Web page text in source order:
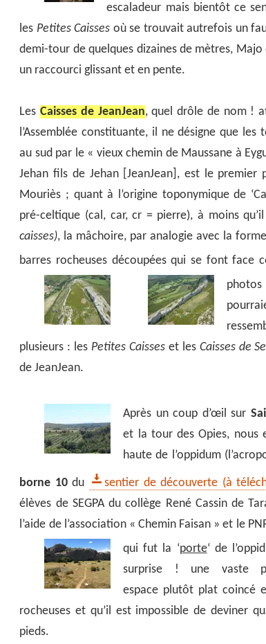
escaladeur mais bientôt ce
les Petites Caisses où se trouvait autrefois un
demi-tour de quelques dizaines de mètres,
un raccourci glissant et en pente.
LesCaisses de JeanJean, quel drôle de nom !
l’Assemblée constituante, il ne désigne que
au sud par le « vieux chemin de Maussane à
Jehan fils de Jehan [JeanJean], est le
Mouriès ; quant à l’origine toponymique de
pré-celtique (cal, car, cr = pierre), à moins
caisses), la mâchoire, par analogie avec la
barres rocheuses découpées qui se font face
photos
plusieurs : les Petites Caisseset les Caisses de
de JeanJean.
Après un coup d’œil sur
et la tour des Opies, nous
haute de l’oppidum
borne 10du sentier de découverte (à
élèves de SEGPA du collège René Cassin de
l’aide de l’association « Chemin Faisan » et le
qui fut la ‘porte‘ de
surprise ! une vaste
espace plutôt plat coincé
rocheuses et qu’il est impossible de deviner
pieds.